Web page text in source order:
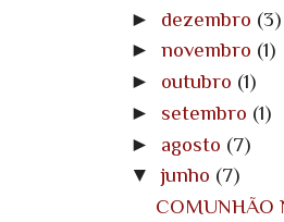
► dezembro (3)
► novembro (1)
► outubro (1)
► setembro (1)
► agosto (7)
▼junho (7)
COMUNHÃO